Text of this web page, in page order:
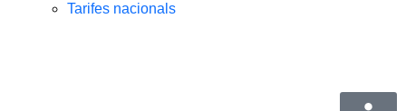
Tarifes nacionals